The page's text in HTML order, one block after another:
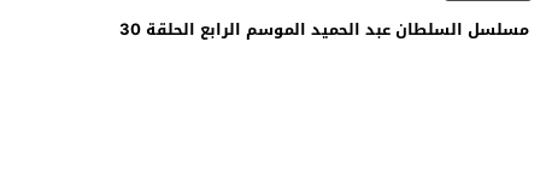
مسلسل السلطان عبد الحميد الموسم الرابع الحلقة 30